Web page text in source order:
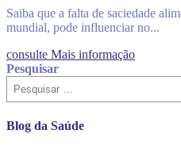
Saiba que a falta de saciedade
mundial, pode influenciar no...
consulte Mais informação
Pesquisar
Blog da Saúde